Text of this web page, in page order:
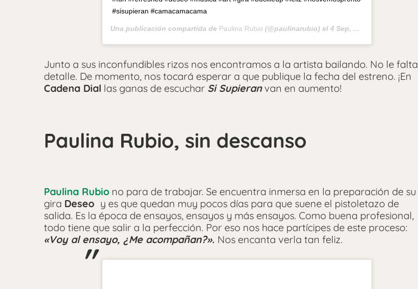
#sisupieran #camacamacama
Una publicación compartida de Paulina Rubio (@paulinarubio) el 4 Sep, 2019 a las 1:04 PDT
Junto a sus inconfundibles rizos nos encontramos a la artista bailando. No le falta
detalle. De momento, nos tocará esperar a que publique la fecha del estreno. ¡En
Cadena Dial las ganas de escuchar Si Supieranvan en aumento!
Paulina Rubio, sin descanso
Paulina Rubio no para de trabajar. Se encuentra inmersa en la preparación de su
gira Deseo y es que quedan muy pocos días para que suene el pistoletazo de
salida. Es la época de ensayos, ensayos y más ensayos. Como buena profesional,
todo tiene que salir a la perfección. Por eso nos hace partícipes de este proceso:
«Voy al ensayo, ¿Me acompañan?». Nos encanta verla tan feliz.